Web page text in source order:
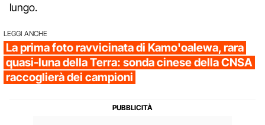
lungo.
LEGGI ANCHE
La prima foto ravvicinata di Kamo'oalewa, rara
quasi-luna della Terra: sonda cinese della CNSA
raccoglierà dei campioni